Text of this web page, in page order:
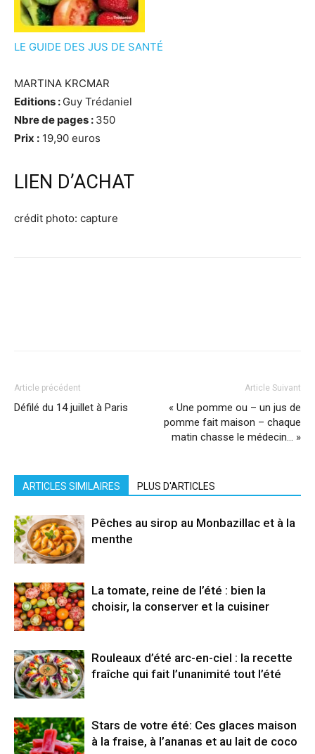
LE GUIDE DES JUS DE SANTÉ
MARTINA KRCMAR
Editions : Guy Trédaniel
Nbre de pages : 350
Prix : 19,90 euros
LIEN D’ACHAT
crédit photo: capture
Article précédent
Défilé du 14 juillet à Paris
Article Suivant
« Une pomme ou – un jus de
pomme fait maison – chaque
matin chasse le médecin… »
ARTICLES SIMILAIRES PLUS D'ARTICLES
Pêches au sirop au Monbazillac et à la
menthe
La tomate, reine de l’été : bien la
choisir, la conserver et la cuisiner
Rouleaux d’été arc-en-ciel : la recette
fraîche qui fait l’unanimité tout l’été
Stars de votre été: Ces glaces maison
à la fraise, à l’ananas et au lait de coco